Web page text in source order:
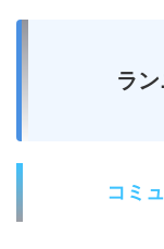
ラ
コミ